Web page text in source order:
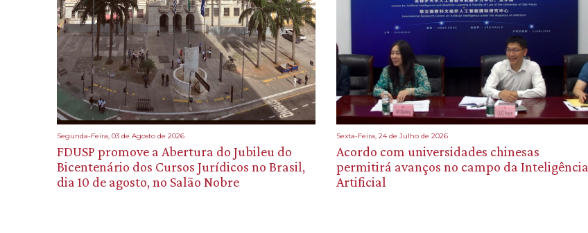
Segunda-Feira, 03 de Agosto de 2026
FDUSP promove a Abertura do Jubileu do
Bicentenário dos Cursos Jurídicos no Brasil,
dia 10 de agosto, no Salão Nobre
Sexta-Feira, 24 de Julho de 2026
Acordo com universidades chinesas
permitirá avanços no campo da Inteligência
Artificial